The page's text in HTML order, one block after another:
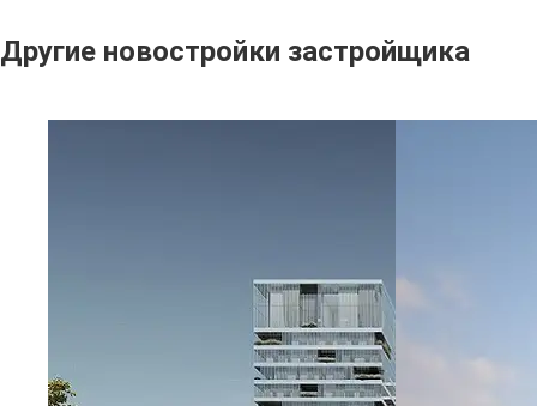
Другие новостройки застройщика